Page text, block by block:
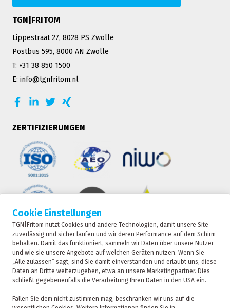
Cookie Einstellungen
TGN|Fritom nutzt Cookies und andere Technologien, damit unsere Site
zuverlässig und sicher laufen und wir deren Performance auf dem Schirm
behalten. Damit das funktioniert, sammeln wir Daten über unsere Nutzer
und wie sie unsere Angebote auf welchen Geräten nutzen. Wenn Sie
„Alle zulassen“ sagt, sind Sie damit einverstanden und erlaubt uns, diese
Daten an Dritte weiterzugeben, etwa an unsere Marketingpartner. Dies
schließt gegebenenfalls die Verarbeitung Ihren Daten in den USA ein.
Fallen Sie dem nicht zustimmen mag, beschränken wir uns auf die
KONTAKT
TGN|FRITOM
Lippestraat 27, 8028 PS Zwolle
Postbus 595, 8000 AN Zwolle
T: +31 38 850 1500
E: info@tgnfritom.nl
ZERTIFIZIERUNGEN
TGN|Fritom ist eine Tochtergesellschaft der Fritom